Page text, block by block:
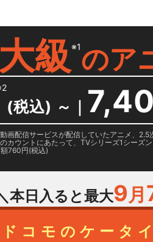
級 ※1のア
(税込) ～ ｜
画配信サービスが配信していたアニメ、
カウントにあたって、TVシリーズ1シーズン
760円(税込)
本日入ると最大9月
ドコモのケータ